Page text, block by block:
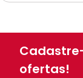
ofertas!